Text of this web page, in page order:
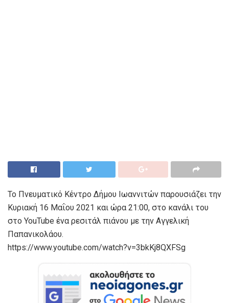
Το Πνευματικό Κέντρο Δήμου Ιωαννιτών παρουσιάζει την
Κυριακή 16 Μαΐου 2021 και ώρα 21:00, στο κανάλι του
στο YouTube ένα ρεσιτάλ πιάνου με την Αγγελική
Παπανικολάου.
https://www.youtube.com/watch?v=3bkKj8QXFSg